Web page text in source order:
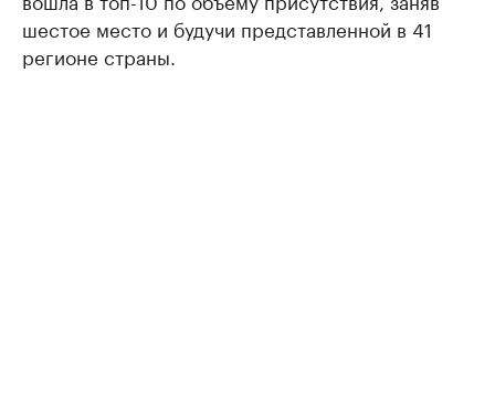
шестое место и будучи представленной в 41
регионе страны.